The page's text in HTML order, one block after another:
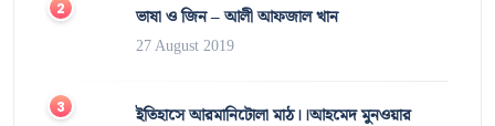
ভাষা ও জিন – আলী আফজাল খান
27 August 2019
ইতিহাসে আরমানিটোলা মাঠ।।আহমেদ মুনওয়ার